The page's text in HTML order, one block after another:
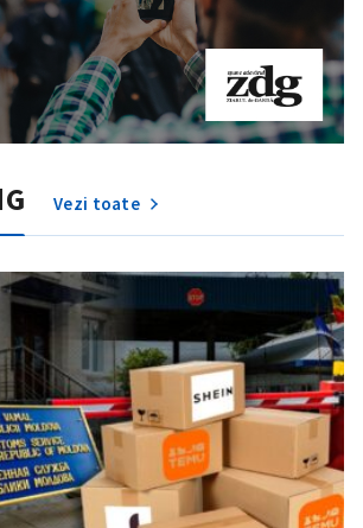
Vezi toate
titlu
imagine
media
știreiștirei